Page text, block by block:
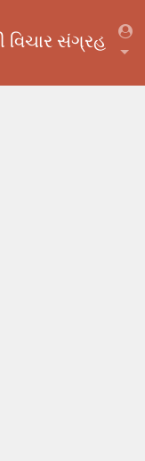
વિચાર સંગ્રહ